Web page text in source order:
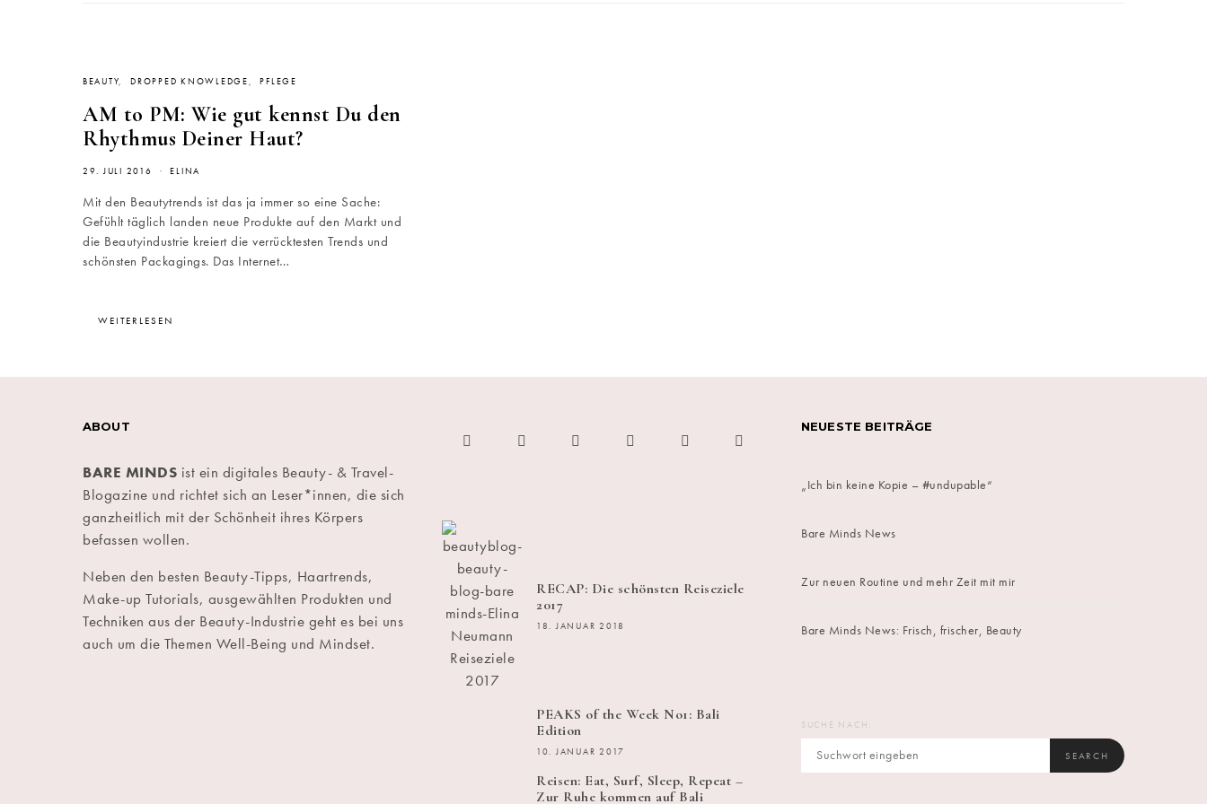
BEAUTY DROPPED KNOWLEDGE PFLEGE
AM to PM: Wie gut kennst Du den
Rhythmus Deiner Haut?
29. JULI 2016 ELINA
Mit den Beautytrends ist das ja immer so eine Sache:
Gefühlt täglich landen neue Produkte auf den Markt und
die Beautyindustrie kreiert die verrücktesten Trends und
schönsten Packagings. Das Internet…
WEITERLESEN
ABOUT
BARE MINDS ist ein digitales Beauty- & Travel-
Blogazine und richtet sich an Leser*innen, die sich
ganzheitlich mit der Schönheit ihres Körpers
befassen wollen.
Neben den besten Beauty-Tipps, Haartrends,
Make-up Tutorials, ausgewählten Produkten und
Techniken aus der Beauty-Industrie geht es bei uns
auch um die Themen Well-Being und Mindset.
RECAP: Die schönsten Reiseziele
2017
18. JANUAR 2018
PEAKS of the Week No1: Bali
Edition
10. JANUAR 2017
Reisen: Eat, Surf, Sleep, Repeat –
Zur Ruhe kommen auf Bali
NEUESTE BEITRÄGE
„Ich bin keine Kopie – #undupable“
Bare Minds News
Zur neuen Routine und mehr Zeit mit mir
Bare Minds News: Frisch, frischer, Beauty
SUCHE NACH:
SEARCH